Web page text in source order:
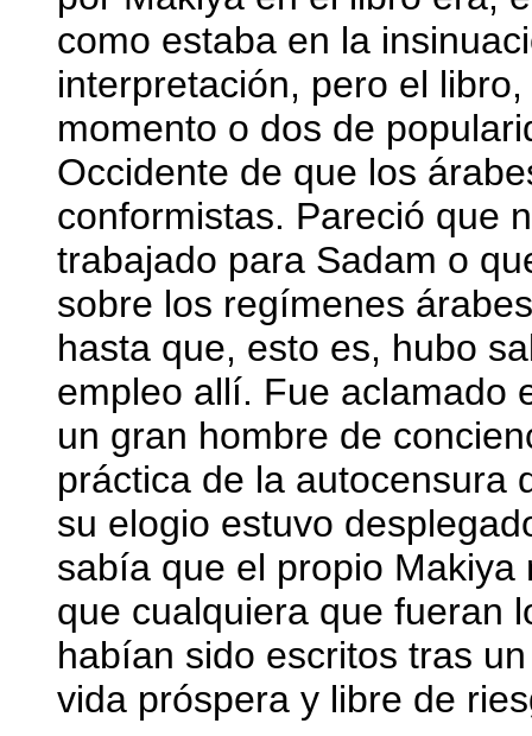
como estaba en la
interpretación, pero el
momento o dos de
Occidente de que los
conformistas. Pareció que
trabajado para Sadam o
sobre los regímenes
hasta que, esto es, hubo
empleo allí. Fue aclamado
un gran hombre de
práctica de la autocensura
su elogio estuvo
sabía que el propio
que cualquiera que fueran
habían sido escritos tras
vida próspera y libre de